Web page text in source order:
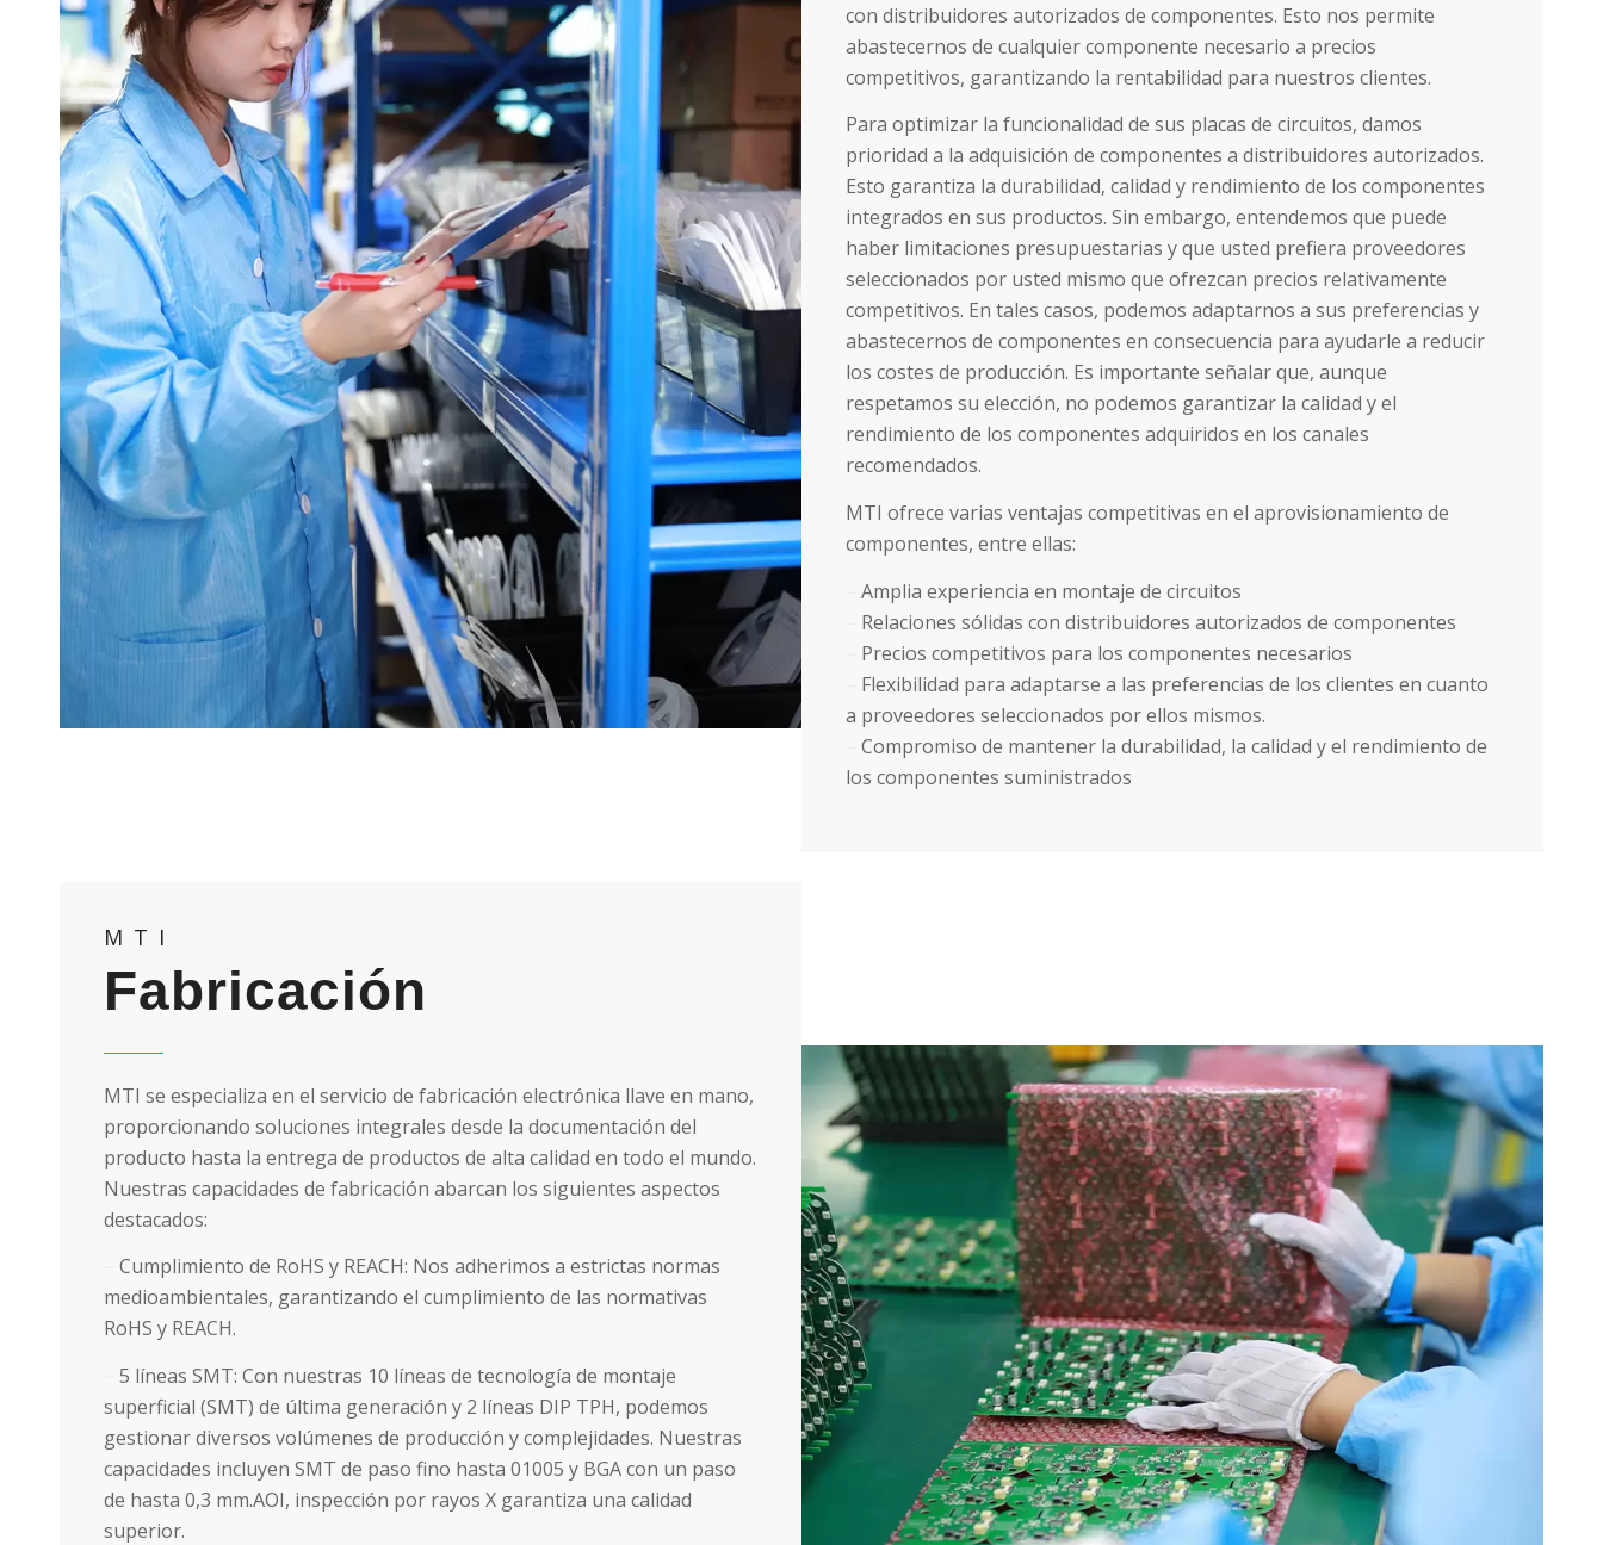
con distribuidores autorizados de componentes. Esto nos permite
abastecernos de cualquier componente necesario a precios
competitivos, garantizando la rentabilidad para nuestros clientes.
Para optimizar la funcionalidad de sus placas de circuitos, damos
prioridad a la adquisición de componentes a distribuidores autorizados.
Esto garantiza la durabilidad, calidad y rendimiento de los componentes
integrados en sus productos. Sin embargo, entendemos que puede
haber limitaciones presupuestarias y que usted prefiera proveedores
seleccionados por usted mismo que ofrezcan precios relativamente
competitivos. En tales casos, podemos adaptarnos a sus preferencias y
abastecernos de componentes en consecuencia para ayudarle a reducir
los costes de producción. Es importante señalar que, aunque
respetamos su elección, no podemos garantizar la calidad y el
rendimiento de los componentes adquiridos en los canales
recomendados.
MTI ofrece varias ventajas competitivas en el aprovisionamiento de
componentes, entre ellas:
Amplia experiencia en montaje de circuitos
Relaciones sólidas con distribuidores autorizados de componentes
Precios competitivos para los componentes necesarios
Flexibilidad para adaptarse a las preferencias de los clientes en cuanto
a proveedores seleccionados por ellos mismos.
Compromiso de mantener la durabilidad, la calidad y el rendimiento de
los componentes suministrados
MTI
Fabricación
MTI se especializa en el servicio de fabricación electrónica llave en mano,
proporcionando soluciones integrales desde la documentación del
producto hasta la entrega de productos de alta calidad en todo el mundo.
Nuestras capacidades de fabricación abarcan los siguientes aspectos
destacados:
Cumplimiento de RoHS y REACH: Nos adherimos a estrictas normas
medioambientales, garantizando el cumplimiento de las normativas
RoHS y REACH.
5 líneas SMT: Con nuestras 10 líneas de tecnología de montaje
superficial (SMT) de última generación y 2 líneas DIP TPH, podemos
gestionar diversos volúmenes de producción y complejidades. Nuestras
capacidades incluyen SMT de paso fino hasta 01005 y BGA con un paso
de hasta 0,3 mm.AOI, inspección por rayos X garantiza una calidad
superior.